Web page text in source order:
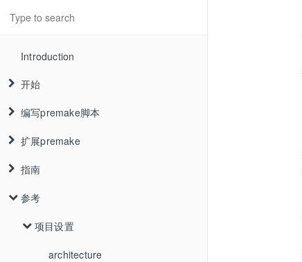
Introduction
开始
首页
什么是premake?
使用premake
构建premake
编写premake脚本
你的第一个脚本
工作区和项目
范围和继承
添加源文件
链接
扩展premake
扩展premake
代码概述
编码约定
覆盖和调用数组
指南
共享配置设置
参考
项目设置
architecture